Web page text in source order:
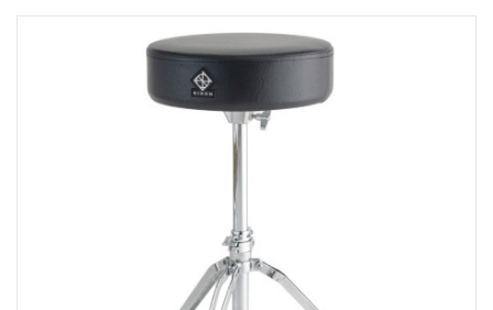
Việt Thương Music - 180 Võ Thị Sáu
180B Võ Thị Sáu, Phường Xuân Hòa, TPHCM, Quận 3, Hồ Chí Minh
Việt Thương Music - 369 Điện Biên Phủ
369 Điện Biên Phủ, Phường Bàn Cờ, TPHCM, Quận 3, Hồ Chí Minh
Việt Thương Music - 102Q An Dương Vương
102Q Đường An Dương Vương, Phường An Đông, TPHCM, Quận 5, Hồ Chí
Việt Thương Music - 49E Phan Đăng Lưu
49E Phan Đăng Lưu, Phường Bình Thạnh, TPHCM, Quận Bình Thạnh, Hồ
Việt Thương Music - Phường Gò Vấp
11 Đường số 3, Khu dân cư Cityland Park Hill, Phường Gò Vấp, TPHCM,